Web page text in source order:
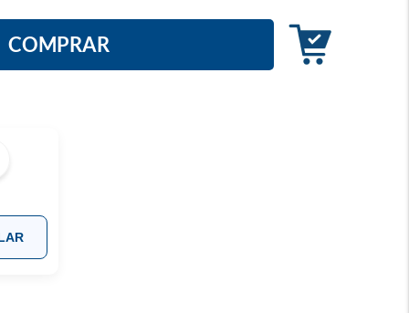
COMPRAR